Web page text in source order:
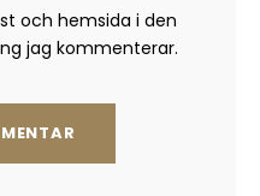
och hemsida i den
jag kommenterar.